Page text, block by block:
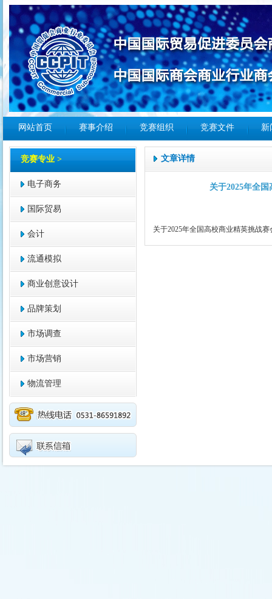
网站首页 赛事介绍 竞赛组织 竞赛文件 新
竞赛专业 >
电子商务
国际贸易
会计
流通模拟
商业创意设计
品牌策划
市场调查
市场营销
物流管理
文章详情
关于2025年全
关于2025年全国高校商业精英挑战